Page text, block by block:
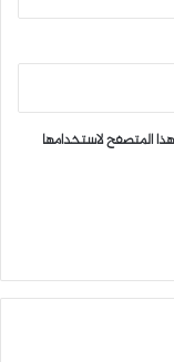
المتصفح لاستخدامها